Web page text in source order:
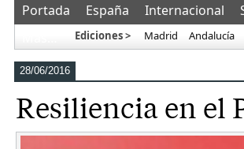
Portada España Internacional
Ediciones > Madrid Andalucía
28/06/2016
Resiliencia en el